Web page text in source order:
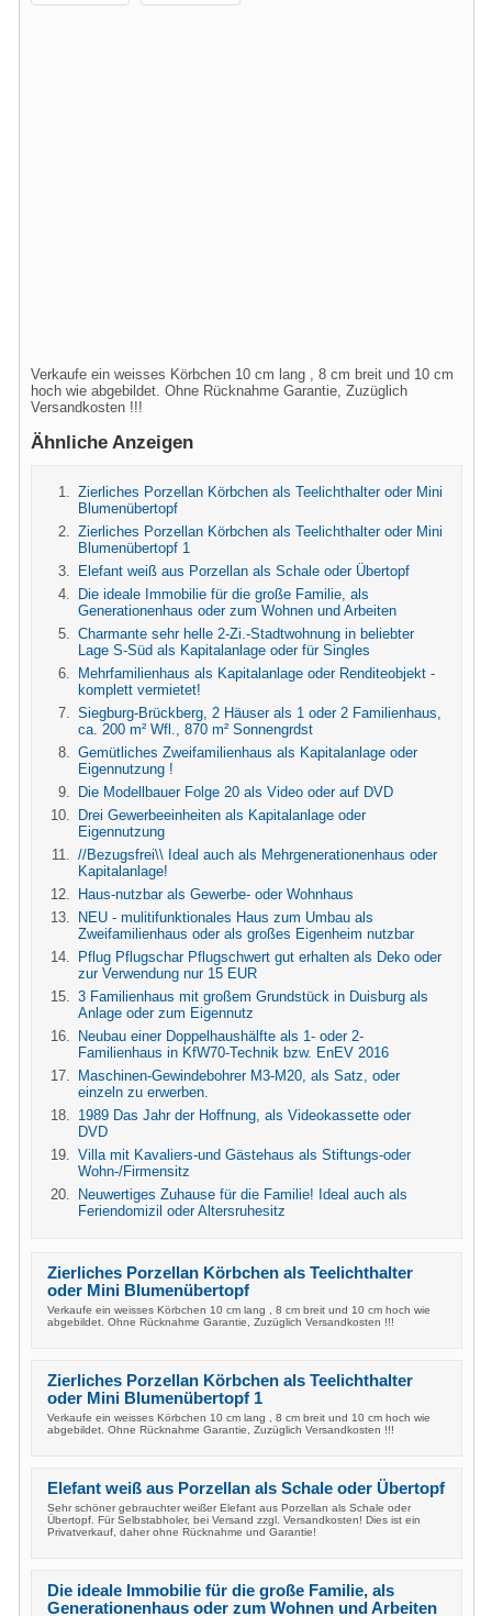
Verkaufe ein weisses Körbchen 10 cm lang , 8 cm breit und 10 cm
hoch wie abgebildet. Ohne Rücknahme Garantie, Zuzüglich
Versandkosten !!!
Ähnliche Anzeigen
Zierliches Porzellan Körbchen als Teelichthalter oder Mini
Blumenübertopf
Zierliches Porzellan Körbchen als Teelichthalter oder Mini
Blumenübertopf 1
Elefant weiß aus Porzellan als Schale oder Übertopf
Die ideale Immobilie für die große Familie, als
Generationenhaus oder zum Wohnen und Arbeiten
Charmante sehr helle 2-Zi.-Stadtwohnung in beliebter
Lage S-Süd als Kapitalanlage oder für Singles
Mehrfamilienhaus als Kapitalanlage oder Renditeobjekt -
komplett vermietet!
Siegburg-Brückberg, 2 Häuser als 1 oder 2 Familienhaus,
ca. 200 m² Wfl., 870 m² Sonnengrdst
Gemütliches Zweifamilienhaus als Kapitalanlage oder
Eigennutzung !
Die Modellbauer Folge 20 als Video oder auf DVD
Drei Gewerbeeinheiten als Kapitalanlage oder
Eigennutzung
//Bezugsfrei\\ Ideal auch als Mehrgenerationenhaus oder
Kapitalanlage!
Haus-nutzbar als Gewerbe- oder Wohnhaus
NEU - mulitifunktionales Haus zum Umbau als
Zweifamilienhaus oder als großes Eigenheim nutzbar
Pflug Pflugschar Pflugschwert gut erhalten als Deko oder
zur Verwendung nur 15 EUR
3 Familienhaus mit großem Grundstück in Duisburg als
Anlage oder zum Eigennutz
Neubau einer Doppelhaushälfte als 1- oder 2-
Familienhaus in KfW70-Technik bzw. EnEV 2016
Maschinen-Gewindebohrer M3-M20, als Satz, oder
einzeln zu erwerben.
1989 Das Jahr der Hoffnung, als Videokassette oder
DVD
Villa mit Kavaliers-und Gästehaus als Stiftungs-oder
Wohn-/Firmensitz
Neuwertiges Zuhause für die Familie! Ideal auch als
Feriendomizil oder Altersruhesitz
Zierliches Porzellan Körbchen als Teelichthalter
oder Mini Blumenübertopf
Verkaufe ein weisses Körbchen 10 cm lang , 8 cm breit und 10 cm hoch wie
abgebildet. Ohne Rücknahme Garantie, Zuzüglich Versandkosten !!!
Zierliches Porzellan Körbchen als Teelichthalter
oder Mini Blumenübertopf 1
Verkaufe ein weisses Körbchen 10 cm lang , 8 cm breit und 10 cm hoch wie
abgebildet. Ohne Rücknahme Garantie, Zuzüglich Versandkosten !!!
Elefant weiß aus Porzellan als Schale oder Übertopf
Sehr schöner gebrauchter weißer Elefant aus Porzellan als Schale oder
Übertopf. Für Selbstabholer, bei Versand zzgl. Versandkosten! Dies ist ein
Privatverkauf, daher ohne Rücknahme und Garantie!
Die ideale Immobilie für die große Familie, als
Generationenhaus oder zum Wohnen und Arbeiten